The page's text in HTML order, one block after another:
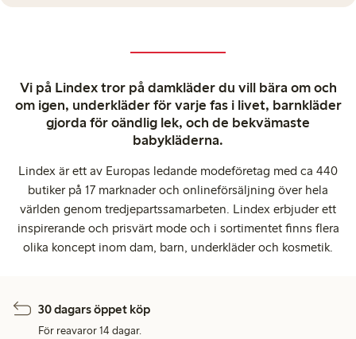
Vi på Lindex tror på damkläder du vill bära om och
om igen, underkläder för varje fas i livet, barnkläder
gjorda för oändlig lek, och de bekvämaste
babykläderna.
Lindex är ett av Europas ledande modeföretag med ca 440
butiker på 17 marknader och onlineförsäljning över hela
världen genom tredjepartssamarbeten. Lindex erbjuder ett
inspirerande och prisvärt mode och i sortimentet finns flera
olika koncept inom dam, barn, underkläder och kosmetik.
30 dagars öppet köp
För reavaror 14 dagar.